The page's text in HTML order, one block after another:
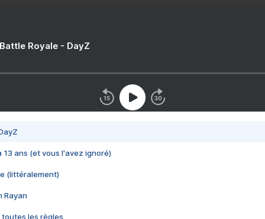
Royale - DayZ
13 ans (et vous l'avez ignoré)
(littéralement)
Rayan
toutes les règles